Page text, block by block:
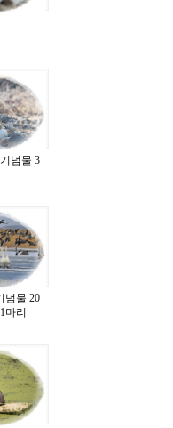
념물 3
념물 20
마리